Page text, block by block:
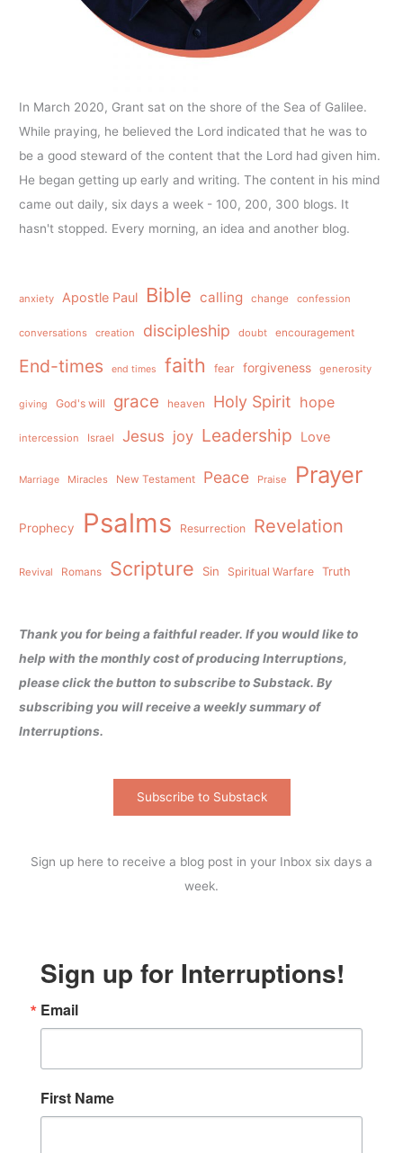
In March 2020, Grant sat on the shore of the Sea of Galilee.
While praying, he believed the Lord indicated that he was to
be a good steward of the content that the Lord had given him.
He began getting up early and writing. The content in his mind
came out daily, six days a week - 100, 200, 300 blogs. It
hasn't stopped. Every morning, an idea and another blog.
anxiety Apostle Paul Bible calling change confession
conversations creation discipleship doubt encouragement
End-times end times faith fear forgiveness generosity
giving God's will grace heaven Holy Spirit hope
intercession Israel Jesus joy Leadership Love
Marriage Miracles New Testament Peace Praise Prayer
Prophecy Psalms Resurrection Revelation
Revival Romans Scripture Sin Spiritual Warfare Truth
Thank you for being a faithful reader. If you would like to
help with the monthly cost of producing Interruptions,
please click the button to subscribe to Substack. By
subscribing you will receive a weekly summary of
Interruptions.
Subscribe to Substack
Sign up here to receive a blog post in your Inbox six days a
week.
Sign up for Interruptions!
Email
First Name